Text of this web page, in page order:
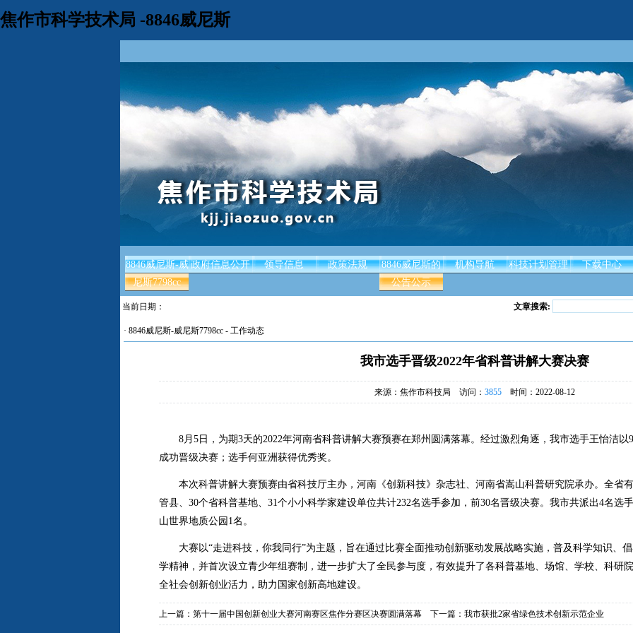
焦作市科学技术局 -8846威尼斯
8846威尼斯-威
尼斯7798cc
政府信息公开 领导信息 政策法规
8846威尼斯的
公告公示
机构导航 科技计划管理 下载中心
当前日期： 文章搜索:
· 8846威尼斯-威尼斯7798cc - 工作动态
我市选手晋级2022年省科普讲解大赛决赛
来源：焦作市科技局 访问： 3855 时间：2022-08-12
8月 5 日，为期3天的2022年河南省科普讲解大赛预赛在郑州圆满落幕。经过激烈角逐，我市选手王怡洁以
成功晋级决赛；选手何亚洲获得优秀奖。
本次科普讲解大赛预赛由省科技厅主办，河南《创新科技》杂志社、河南省嵩山科普研究院承办。全省有
管县、 30个省科普基地、 31个小小科学家建设单位共计232名选手参加，前30名晋级决赛。我市共派出4名选
山世界地质公园 1名。
大赛以“走进科技，你我同行”为主题，旨在通过比赛全面推动创新驱动发展战略实施，普及科学知识、
学精神，并首次设立青少年组赛制，进一步扩大了全民参与度，有效提升了各科普基地、场馆、学校、科研
全社会创新创业活力，助力国家创新高地建设。
上一篇： 第十一届中国创新创业大赛河南赛区焦作分赛区决赛圆满落幕 下一篇： 我市获批2家省绿色技术创新示范企业